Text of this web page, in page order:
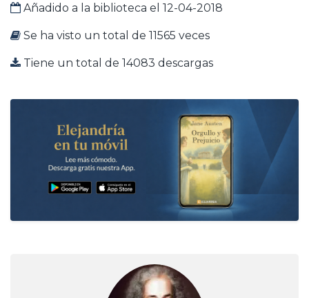
Añadido a la biblioteca el 12-04-2018
Se ha visto un total de 11565 veces
Tiene un total de 14083 descargas